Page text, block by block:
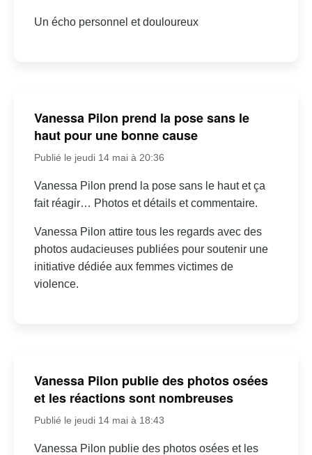
Un écho personnel et douloureux
Vanessa Pilon prend la pose sans le
haut pour une bonne cause
Publié le jeudi 14 mai à 20:36
Vanessa Pilon prend la pose sans le haut et ça
fait réagir… Photos et détails et commentaire.
Vanessa Pilon attire tous les regards avec des
photos audacieuses publiées pour soutenir une
initiative dédiée aux femmes victimes de
violence.
Vanessa Pilon publie des photos osées
et les réactions sont nombreuses
Publié le jeudi 14 mai à 18:43
Vanessa Pilon publie des photos osées et les